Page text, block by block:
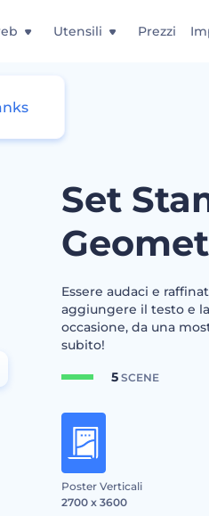
Utensili Prezzi
Set
Essere audaci e
aggiungere il testo e
occasione, da una
subito!
5SCENE
Poster Verticali
2700 x 3600